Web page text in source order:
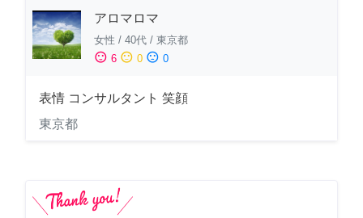
アロマロマ
女性 / 40代 / 東京都
sentiment_satisfied 6 sentiment_neutral 0 sentiment_dissatisfied 0
表情 コンサルタント 笑顔
東京都